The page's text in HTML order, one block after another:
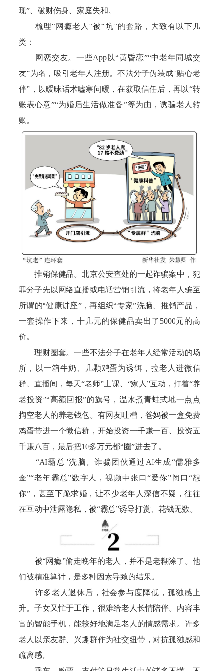
现”、破财伤身、家庭失和。
梳理“网瘾老人”被“坑”的套路，大致有以下几
类：
网恋交友。一些App以“黄昏恋”“中老年同城交
友”为名，吸引老年人注册。不法分子伪装成“贴心老
伴”，以暧昧话术嘘寒问暖，在获取信任后，再以“转
账表心意”“为婚后生活做准备”等为由，诱骗老人转
账。
推销保健品。北京公安查处的一起诈骗案中，犯
罪分子先以网络直播或电话营销引流，将老年人骗至
所谓的“健康讲座”，再组织“专家”洗脑、推销产品，
一套操作下来，十几元的保健品卖出了5000元的高
价。
理财圈套。一些不法分子在老年人经常活动的场
所，以一箱牛奶、几颗鸡蛋为诱饵，拉老人进微信
群、直播间，每天“老师”上课、“家人”互动，打着“养
老投资”“高额回报”的旗号，温水煮青蛙式地一点点
掏空老人的养老钱包。有网友吐槽，爸妈被一盒免费
鸡蛋带进一个微信群，开始投资一千赚一百、投资五
千赚八百，最后把10多万元都“圈”进去了。
“AI霸总”洗脑。诈骗团伙通过AI生成“儒雅多
金”“老年霸总”数字人，视频中张口“爱你”闭口“想
你”，甚至下跪求婚，让不少老年人深信不疑，往往
在互动中泄露隐私，被“霸总”诱导打赏、花钱无数。
被“网瘾”偷走晚年的老人，并不是老糊涂了。他
们被精准算计，是多种因素导致的结果。
许多老人退休后，社会参与度降低，孤独感上
升。子女又忙于工作，很难给老人长情陪伴。内容丰
富的智能手机，能较好地满足老人的情感需求。许多
老人以亲友群、兴趣群作为社交纽带，对抗孤独感和
疏离感。